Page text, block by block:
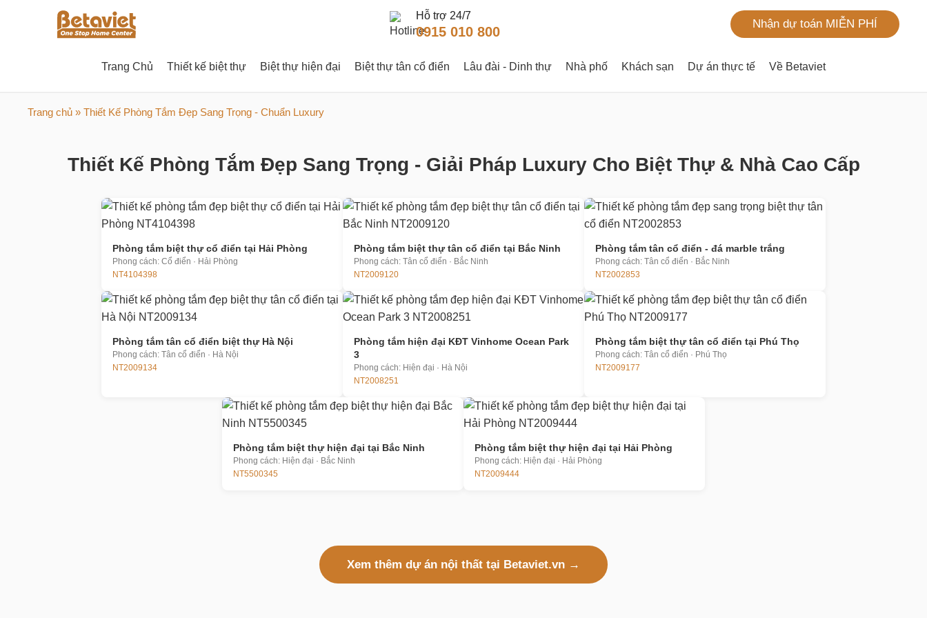
Hỗ trợ 24/7
0915 010 800 Nhận dự toán MIỄN PHÍ
Trang Chủ Thiết kế biệt thự Biệt thự hiện đại Biệt thự tân cổ điển Lâu đài - Dinh thự Nhà phố Khách sạn Dự án thực tế Về Betaviet
Trang chủ » Thiết Kế Phòng Tắm Đẹp Sang Trọng - Chuẩn Luxury
Thiết Kế Phòng Tắm Đẹp Sang Trọng - Giải Pháp Luxury Cho Biệt Thự & Nhà Cao Cấp
Phòng tắm biệt thự cổ điển tại Hải Phòng
Phong cách: Cổ điển · Hải Phòng
NT4104398
Phòng tắm biệt thự tân cổ điển tại Bắc Ninh
Phong cách: Tân cổ điển · Bắc Ninh
NT2009120
Phòng tắm tân cổ điển - đá marble trắng
Phong cách: Tân cổ điển · Bắc Ninh
NT2002853
Phòng tắm tân cổ điển biệt thự Hà Nội
Phong cách: Tân cổ điển · Hà Nội
NT2009134
Phòng tắm hiện đại KĐT Vinhome Ocean Park
3
Phong cách: Hiện đại · Hà Nội
NT2008251
Phòng tắm biệt thự tân cổ điển tại Phú Thọ
Phong cách: Tân cổ điển · Phú Thọ
NT2009177
Phòng tắm biệt thự hiện đại tại Bắc Ninh
Phong cách: Hiện đại · Bắc Ninh
NT5500345
Phòng tắm biệt thự hiện đại tại Hải Phòng
Phong cách: Hiện đại · Hải Phòng
NT2009444
Xem thêm dự án nội thất tại Betaviet.vn →